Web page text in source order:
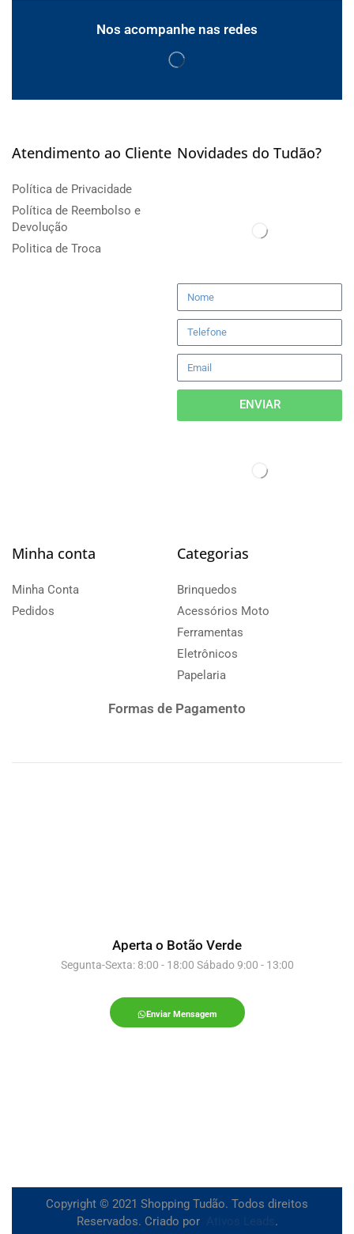
Nos acompanhe nas redes
Atendimento ao Cliente
Política de Privacidade
Política de Reembolso e
Devolução
Politica de Troca
Novidades do Tudão?
ENVIAR
Minha conta
Minha Conta
Pedidos
Categorias
Brinquedos
Acessórios Moto
Ferramentas
Eletrônicos
Papelaria
Formas de Pagamento
Aperta o Botão Verde
Segunta-Sexta: 8:00 - 18:00 Sábado 9:00 - 13:00
Enviar Mensagem
Copyright © 2021 Shopping Tudão. Todos direitos
Reservados. Criado por
.